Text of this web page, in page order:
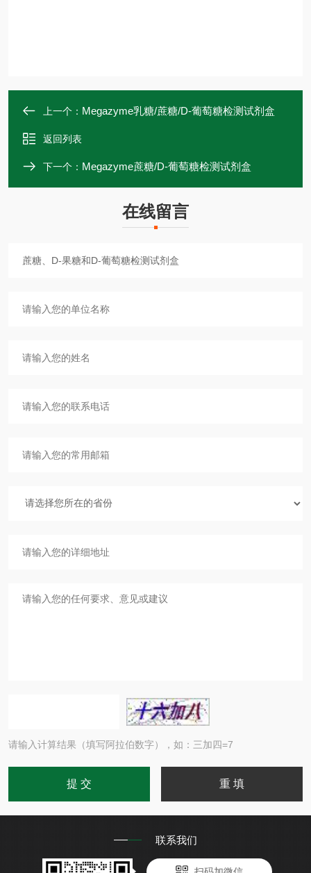
上一个： Megazyme乳糖/蔗糖/D-葡萄糖检测试剂盒
返回列表
下一个： Megazyme蔗糖/D-葡萄糖检测试剂盒
在线留言
请输入计算结果（填写阿拉伯数字），如：三加四=7
联系我们